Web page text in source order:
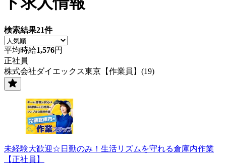
検索結果21件
平均時給1,576円
正社員
株式会社ダイエックス東京【作業員】(19)
未経験大歓迎☆日勤のみ！生活リズムを守れる倉庫内作業
【正社員】